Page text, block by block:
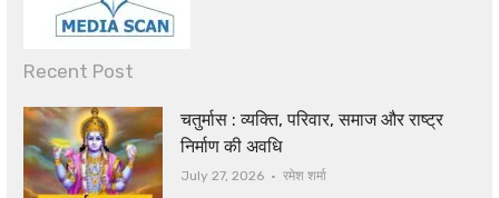
Recent Post
चतुर्मास : व्यक्ति, परिवार, समाज और राष्ट्र
निर्माण की अवधि
July 27, 2026 Author
रमेश शर्मा